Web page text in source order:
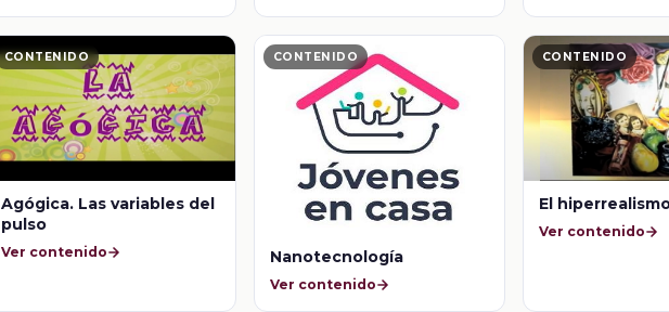
CONTENIDO
Agógica. Las variables del
pulso
Ver contenido
CONTENIDO
Nanotecnología
Ver contenido
CONTENIDO
El
Ver contenido